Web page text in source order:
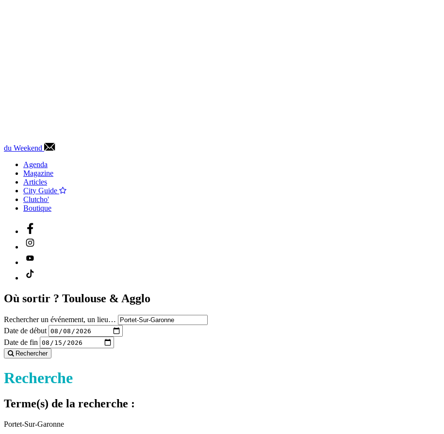
du Weekend
Agenda
Magazine
Articles
City Guide
Clutcho'
Boutique
Où sortir ? Toulouse & Agglo
Rechercher un événement, un lieu…
Date de début
Date de fin
Rechercher
Recherche
Terme(s) de la recherche :
Portet-Sur-Garonne